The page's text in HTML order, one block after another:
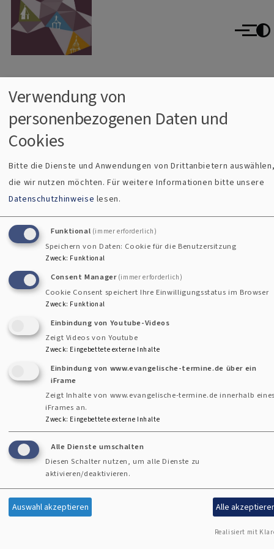
Direkt zum Inhalt
Evangelisch im Oberallgäu
evangelisch im World Wide Web
Menü
Breadcrumb
Startseite Aggregator Sources
Sources
Fußbereichsmenü
Impressum
Kontakt
Cookie-Einstellungen
Datenschutzerklärung
Benutzermenü
Anmelden
Verwendung von
personenbezogenen Daten und
Cookies
Bitte die Dienste und Anwendungen von Drittanbietern
die wir nutzen möchten.Für weitere Informationen bitte unsere
Datenschutzhinweise lesen.
Funktional (immer erforderlich)
Speichern von Daten: Cookie für die Benutzersitzung
Zweck: Funktional
Consent Manager (immer erforderlich)
Cookie Consent speichert Ihre Einwilligungsstatus im Browser
Zweck: Funktional
Einbindung von Youtube-Videos
Zeigt Videos von Youtube
Zweck: Eingebettete externe Inhalte
Einbindung von www.evangelische-termine.de über ein
iFrame
Zeigt Inhalte von www.evangelische-termine.de innerhalb
iFrames an.
Zweck: Eingebettete externe Inhalte
Alle Dienste umschalten
Diesen Schalter nutzen, um alle Dienste zu
aktivieren/deaktivieren.
Auswahl akzeptieren Alle
Realisiert mit